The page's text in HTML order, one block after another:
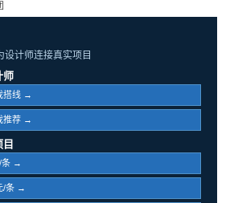
设计师连接真实项目
师
搭线 →
推荐 →
条 →
/条 →